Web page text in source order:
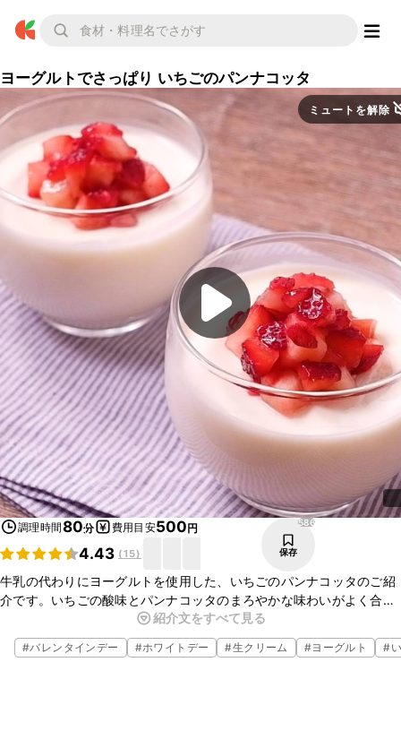
ヨーグルトでさっぱり いちごのパンナコッタ
ミュートを解除
調理時間80分 費用目安500円
4.43 (15)
586
保存
牛乳の代わりにヨーグルトを使用した、いちごのパンナコッタのご紹
介です。いちごの酸味とパンナコッタのまろやかな味わいがよく合い
ます。ヨーグルトのほのかな酸味も効いているので、さっぱりと食べ
られますよ。おやつやおもてなしのデザートにもおすすめです。ぜひ
作ってみてくださいね。
紹介文をすべて見る
#バレンタインデー #ホワイトデー #生クリーム #ヨーグルト #